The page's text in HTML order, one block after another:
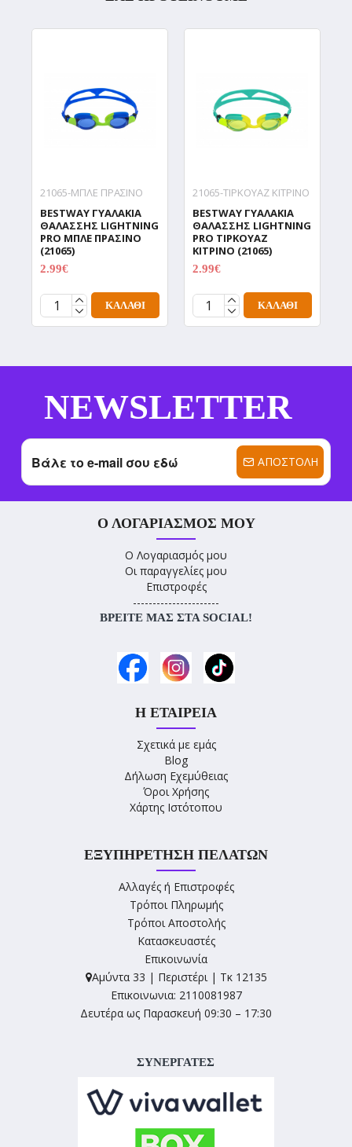
21065-ΜΠΛΕ ΠΡΑΣΙΝΟ
BESTWAY ΓΥΑΛΑΚΙΑ
ΘΑΛΑΣΣΗΣ LIGHTNING
PRO ΜΠΛΕ ΠΡΑΣΙΝΟ
(21065)
2.99€
ΚΑΛΆΘΙ
21065-ΤΙΡΚΟΥΑΖ ΚΙΤΡΙΝΟ
BESTWAY ΓΥΑΛΑΚΙΑ
ΘΑΛΑΣΣΗΣ LIGHTNING
PRO ΤΙΡΚΟΥΑΖ
ΚΙΤΡΙΝΟ (21065)
2.99€
ΚΑΛΆΘΙ
NEWSLETTER
ΑΠΟΣΤΟΛΉ
Ο ΛΟΓΑΡΙΑΣΜΌΣ ΜΟΥ
Ο Λογαριασμός μου
Οι παραγγελίες μου
Επιστροφές
----------------------
ΒΡΕΊΤΕ ΜΑΣ ΣΤΑ SOCIAL!
Η ΕΤΑΙΡΕΊΑ
Σχετικά με εμάς
Blog
Δήλωση Εχεμύθειας
Όροι Χρήσης
Χάρτης Ιστότοπου
ΕΞΥΠΗΡΈΤΗΣΗ ΠΕΛΑΤΏΝ
Αλλαγές ή Επιστροφές
Τρόποι Πληρωμής
Τρόποι Αποστολής
Κατασκευαστές
Επικοινωνία
Αμύντα 33 | Περιστέρι | Τκ 12135
Επικοινωνια: 2110081987
Δευτέρα ως Παρασκευή 09:30 – 17:30
ΣΥΝΕΡΓΑΤΕΣ